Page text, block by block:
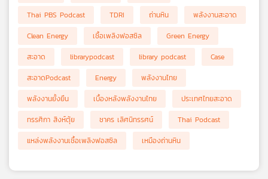
Thai PBS Podcast
TDRI ถ่านหิน
พลังงานสะอาด
Clean Energy
เชื้อเพลิงฟอสซิล
Green Energy
สะอาด
librarypodcast library podcast
Case
สะอาดPodcast
Energy
พลังงานไทย
พลังงานยั้งยืน
เบื้องหลังพลังงานไทย
ประเทศไทยสะอาด
ทรรศิกา สิงห์ตุ้ย
ชาคร เลิศนิทรรศน์
Thai Podcast
แหล่งพลังงานเชื้อเพลิงฟอสซิล
เหมืองถ่านหิน